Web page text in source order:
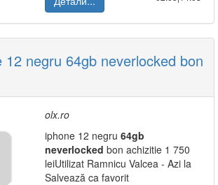
12 negru 64gb neverlocked bon
olx.ro
iphone 12 negru 64gb
neverlocked bon achizitie 1 750
leiUtilizat Ramnicu Valcea - Azi la
Salvează ca favorit